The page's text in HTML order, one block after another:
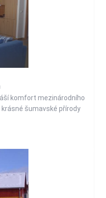
komfort mezinárodního
šumavské přírody